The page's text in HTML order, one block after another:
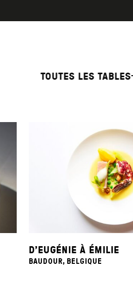
TOUTES LES TABLES
D’EUGÉNIE À ÉMILIE
BAUDOUR, BELGIQUE